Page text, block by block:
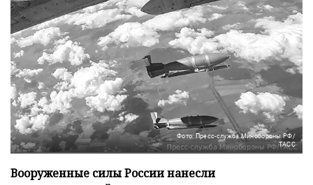
Фото: Пресс-служба Минобороны РФ/
ТАСС
Вооруженные силы России нанесли